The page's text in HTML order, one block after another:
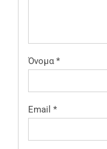
Όνομα *
Email *